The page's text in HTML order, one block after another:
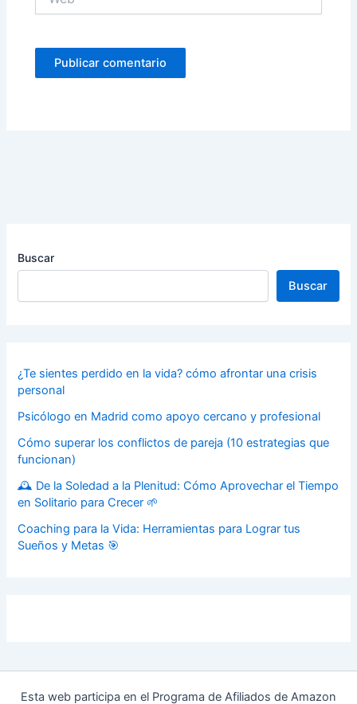
Buscar
Buscar
¿Te sientes perdido en la vida? cómo afrontar una crisis
personal
Psicólogo en Madrid como apoyo cercano y profesional
Cómo superar los conflictos de pareja (10 estrategias que
funcionan)
🕰️ De la Soledad a la Plenitud: Cómo Aprovechar el Tiempo
en Solitario para Crecer 🌱
Coaching para la Vida: Herramientas para Lograr tus
Sueños y Metas 🎯
Esta web participa en el Programa de Afiliados de Amazon